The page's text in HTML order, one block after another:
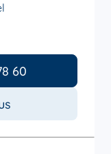
60